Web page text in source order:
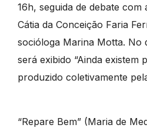
16h, seguida de debate com
Cátia da Conceição Faria
socióloga Marina Motta. No
será exibido “Ainda existem
produzido coletivamente
“Repare Bem” (Maria de